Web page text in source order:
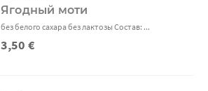
Ягодный моти
3,50 €
без белого сахара без лактозы Состав: ...